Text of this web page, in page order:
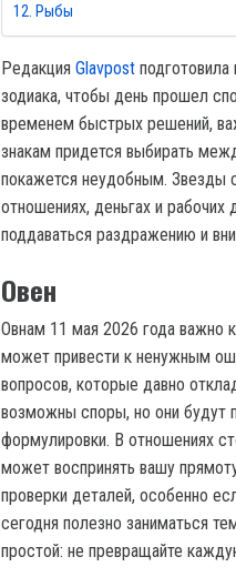
Рыбы
Редакция Glavpost
зодиака, чтобы день прошел
временем быстрых решений,
знакам придется выбирать
покажется неудобным. Звезды
отношениях, деньгах и рабочих
поддаваться раздражению и
Овен
Овнам 11 мая 2026 года важно
может привести к ненужным
вопросов, которые давно
возможны споры, но они будут
формулировки. В отношениях
может воспринять вашу
проверки деталей, особенно
сегодня полезно заниматься
простой: не превращайте